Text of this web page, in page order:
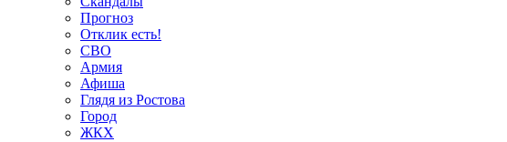
Прогноз
Отклик есть!
СВО
Армия
Афиша
Глядя из Ростова
Город
ЖКХ